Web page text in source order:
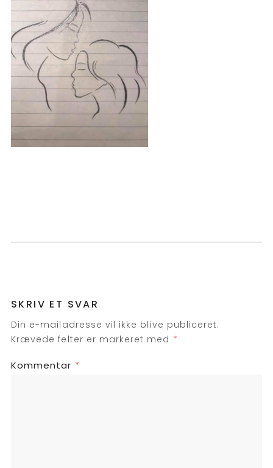
SKRIV ET SVAR
Din e-mailadresse vil ikke blive publiceret.
Krævede felter er markeret med *
Kommentar *